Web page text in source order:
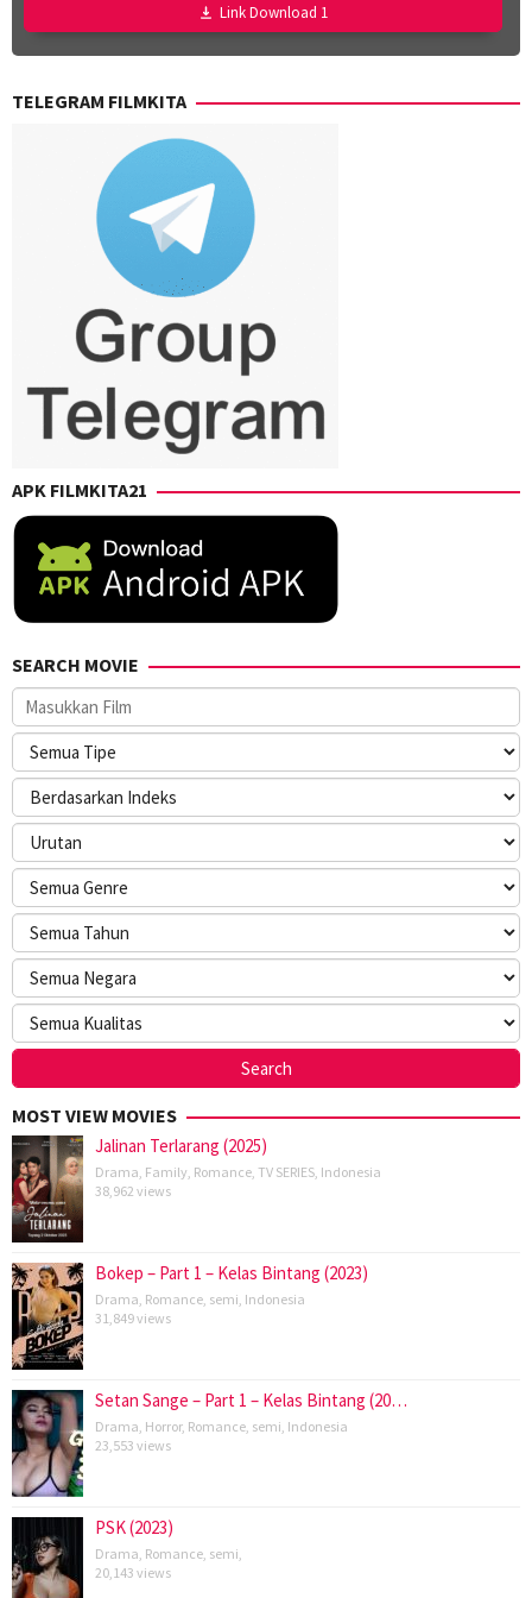
Link Download 1
TELEGRAM FILMKITA
APK FILMKITA21
SEARCH MOVIE
MOST VIEW MOVIES
Jalinan Terlarang (2025)
Drama Family Romance TV SERIES Indonesia
38,962 views
Bokep – Part 1 – Kelas Bintang (2023)
Drama Romance semi Indonesia
31,849 views
Setan Sange – Part 1 – Kelas Bintang (20…
Drama Horror, Romance semi Indonesia
23,553 views
PSK (2023)
Drama Romance semi
20,143 views